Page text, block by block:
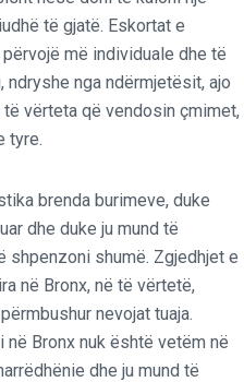
të gjatë. Eskortat e
më individuale dhe të
nga ndërmjetësit, ajo
vërteta që vendosin çmimet,
tyre.
brenda burimeve, duke
dhe duke ju mund të
shpenzoni shumë. Zgjedhjet e
në Bronx, në të vërtetë,
nevojat tuaja.
Bronx nuk është vetëm në
dhe ju mund të